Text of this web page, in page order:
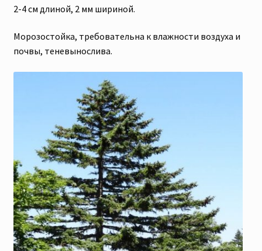
2-4 см длиной, 2 мм шириной.
Морозостойка, требовательна к влажности воздуха и
почвы, теневынослива.